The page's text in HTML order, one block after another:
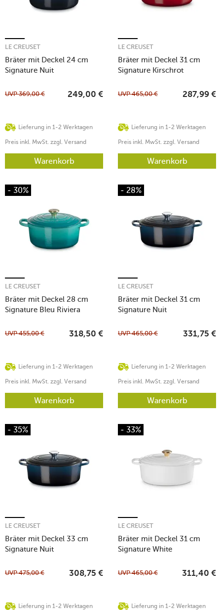
Bräter mit Deckel 24 cm
Signature Nuit
LE CREUSET
Lieferung in 1-2 Werktagen
UVP369,00 € 249,00 €
Preis inkl. MwSt. zzgl. Versand
Warenkorb
Bräter mit Deckel 31 cm
Signature Kirschrot
LE CREUSET
Lieferung in 1-2 Werktagen
UVP465,00 € 287,99 €
Preis inkl. MwSt. zzgl. Versand
Warenkorb
- 30%
Bräter mit Deckel 28 cm
Signature Bleu Riviera
LE CREUSET
Lieferung in 1-2 Werktagen
UVP455,00 € 318,50 €
Preis inkl. MwSt. zzgl. Versand
Warenkorb
- 28%
Bräter mit Deckel 31 cm
Signature Nuit
LE CREUSET
Lieferung in 1-2 Werktagen
UVP465,00 € 331,75 €
Preis inkl. MwSt. zzgl. Versand
Warenkorb
- 35%
Bräter mit Deckel 33 cm
Signature Nuit
LE CREUSET
Lieferung in 1-2 Werktagen
UVP475,00 € 308,75 €
- 33%
Bräter mit Deckel 31 cm
Signature White
LE CREUSET
Lieferung in 1-2 Werktagen
UVP465,00 € 311,40 €